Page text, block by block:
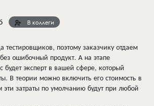
В коллеги
поэтому заказчику отдаем
ошибочный продукт. А на этапе
будет эксперт в вашей сфере, который
В теории можно включить его стоимость в
эти затраты по умолчанию будут при любой